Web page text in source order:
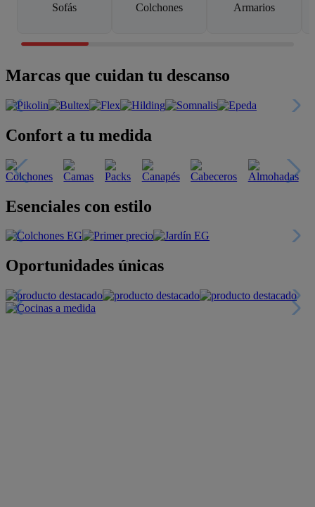
Sofás Colchones Armarios
Marcas que cuidan tu descanso
Confort a tu medida
Esenciales con estilo
Oportunidades únicas